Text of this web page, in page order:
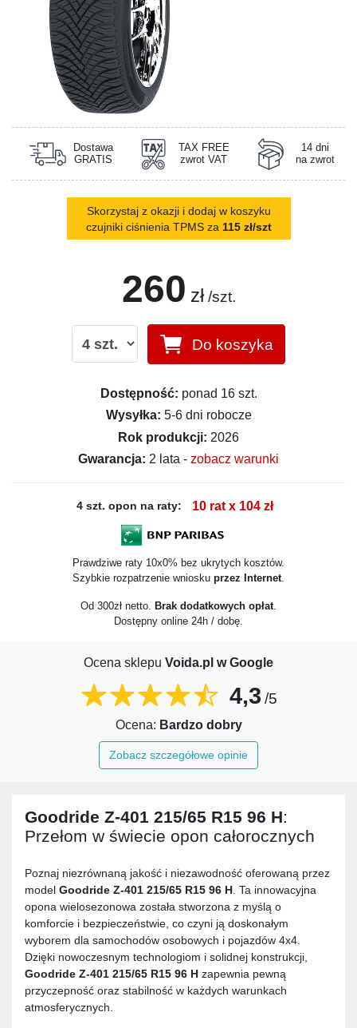
Dostawa
GRATIS
TAX FREE
zwrot VAT
14 dni
na zwrot
Skorzystaj z okazji i dodaj w koszyku
czujniki ciśnienia TPMS za 115 zł/szt
260 zł /szt.
Do koszyka
Dostępność: ponad 16 szt.
Wysyłka: 5-6 dni robocze
Rok produkcji: 2026
Gwarancja: 2 lata - zobacz warunki
4 szt. opon na raty: 10 rat x 104 zł
Prawdziwe raty 10x0% bez ukrytych kosztów.
Szybkie rozpatrzenie wniosku przez Internet
Od 300zł netto. Brak dodatkowych opłat
Dostępny online 24h / dobę.
Ocena sklepu Voida.pl w Google
4,3 /5
Ocena: Bardzo dobry
Zobacz szczegółowe opinie
Goodride Z-401 215/65 R15 96 H:
Przełom w świecie opon całorocznych
Poznaj niezrównaną jakość i niezawodność oferowaną przez
model Goodride Z-401 215/65 R15 96 H. Ta innowacyjna
opona wielosezonowa została stworzona z myślą o
komforcie i bezpieczeństwie, co czyni ją doskonałym
wyborem dla samochodów osobowych i pojazdów 4x4.
Dzięki nowoczesnym technologiom i solidnej konstrukcji,
Goodride Z-401 215/65 R15 96 H zapewnia pewną
przyczepność oraz stabilność w każdych warunkach
atmosferycznych.